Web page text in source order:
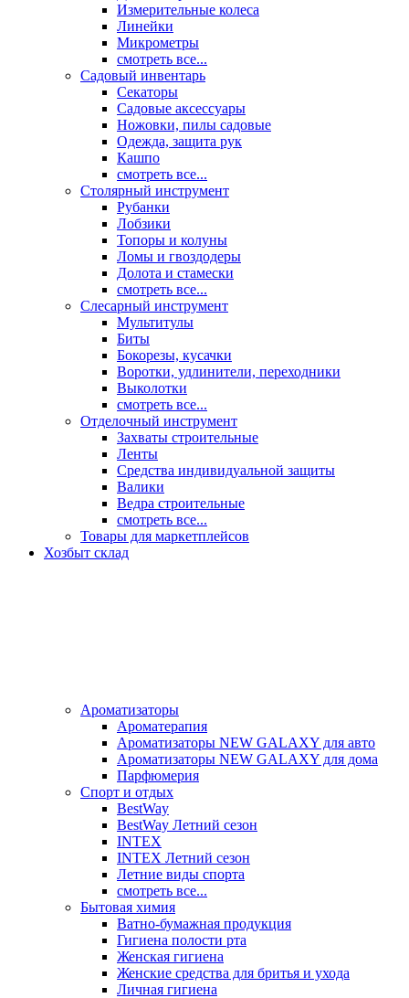
Измерительные колеса
Линейки
Микрометры
смотреть все...
Садовый инвентарь
Секаторы
Садовые аксессуары
Ножовки, пилы садовые
Одежда, защита рук
Кашпо
смотреть все...
Столярный инструмент
Рубанки
Лобзики
Топоры и колуны
Ломы и гвоздодеры
Долота и стамески
смотреть все...
Слесарный инструмент
Мультитулы
Биты
Бокорезы, кусачки
Воротки, удлинители, переходники
Выколотки
смотреть все...
Отделочный инструмент
Захваты строительные
Ленты
Средства индивидуальной защиты
Валики
Ведра строительные
смотреть все...
Товары для маркетплейсов
Хозбыт склад
Ароматизаторы
Ароматерапия
Ароматизаторы NEW GALAXY для авто
Ароматизаторы NEW GALAXY для дома
Парфюмерия
Спорт и отдых
BestWay
BestWay Летний сезон
INTEX
INTEX Летний сезон
Летние виды спорта
смотреть все...
Бытовая химия
Ватно-бумажная продукция
Гигиена полости рта
Женская гигиена
Женские средства для бритья и ухода
Личная гигиена